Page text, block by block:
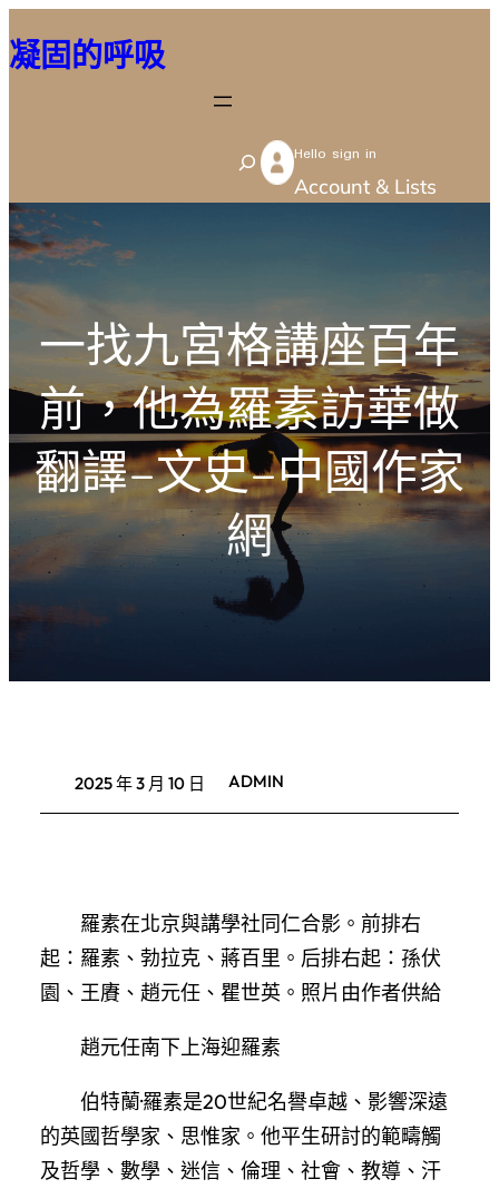
至
容
凝固的呼吸
S
e
h
Hello sign in
Account & Lists
一找九宮格講座百年
前，他為羅素訪華做
翻譯–文史–中國作家
網
2025 年 3 月 10 日 ADMIN
羅素在北京與講學社同仁合影。前排右
起：羅素、勃拉克、蔣百里。后排右起：孫伏
園、王賡、趙元任、瞿世英。照片由作者供給
趙元任南下上海迎羅素
伯特蘭·羅素是20世紀名譽卓越、影響深遠
的英國哲學家、思惟家。他平生研討的範疇觸
及哲學、數學、迷信、倫理、社會、教導、汗